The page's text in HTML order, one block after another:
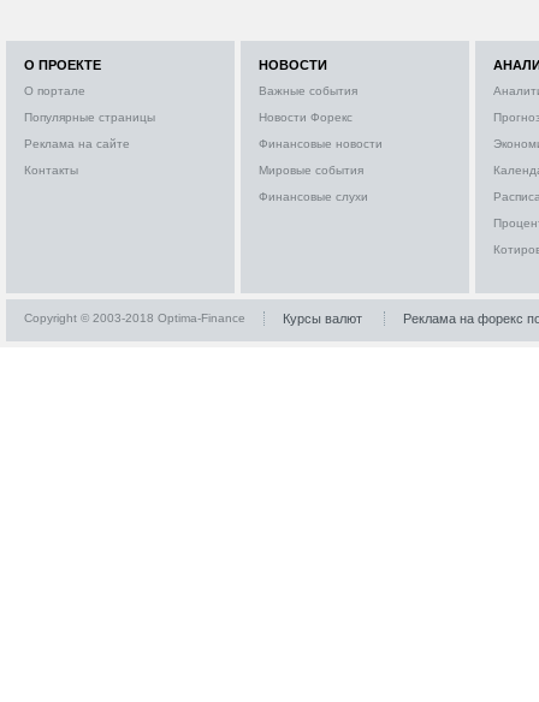
О ПРОЕКТЕ
О портале
Популярные страницы
Реклама на сайте
Контакты
НОВОСТИ
Важные события
Новости Форекс
Финансовые новости
Мировые события
Финансовые слухи
Copyright © 2003-2018 Optima-Finance Курсы валют Реклама на форекс